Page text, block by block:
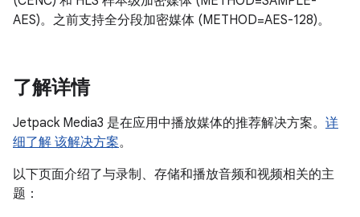
AES)。之前支持全分段加密媒体 (METHOD=AES-128)。
了解详情
Jetpack Media3 是在应用中播放媒体的推荐解决方案。 详
细了解 该解决方案。
以下页面介绍了与录制、存储和播放音频和视频相关的主
题：